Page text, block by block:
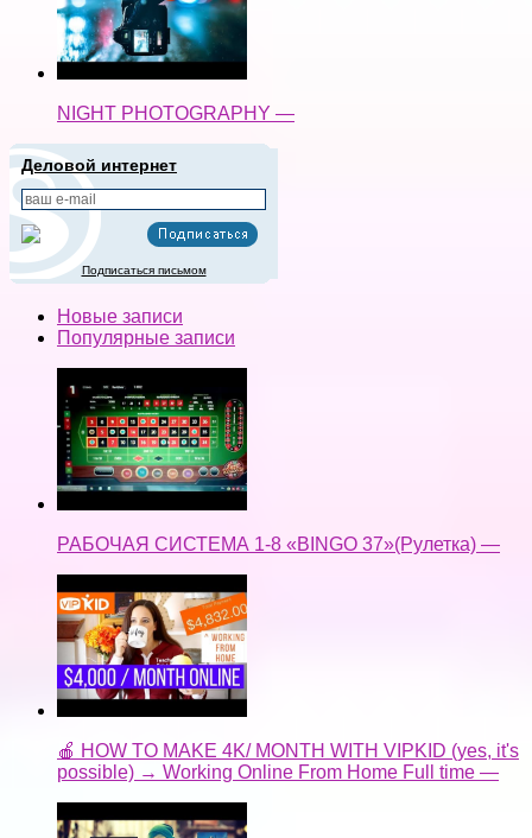
Новые записи
Популярные записи
РАБОЧАЯ СИСТЕМА 1-8 «BINGO 37»(Рулетка) —
🍎 HOW TO MAKE 4K/ MONTH WITH VIPKID (yes, it's
possible) → Working Online From Home Full time —
🔴БЫВШИЙ АДМИН ЗГА СТРИМ SAMP ARIZONA
RP MTA PUBG HD GTA FREE FIRE🔴 —